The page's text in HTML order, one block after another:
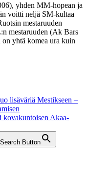
yhden MM-hopean ja
voitti neljä SM-kultaa
mestaruuden
mestaruuden (Ak Bars
yhtä komea ura kuin
lisäväriä Mestikseen –
Akaa-
Search Button